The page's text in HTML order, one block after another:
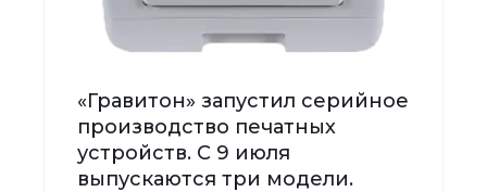
«Гравитон» запустил серийное
производство печатных
устройств. С 9 июля
выпускаются три модели.